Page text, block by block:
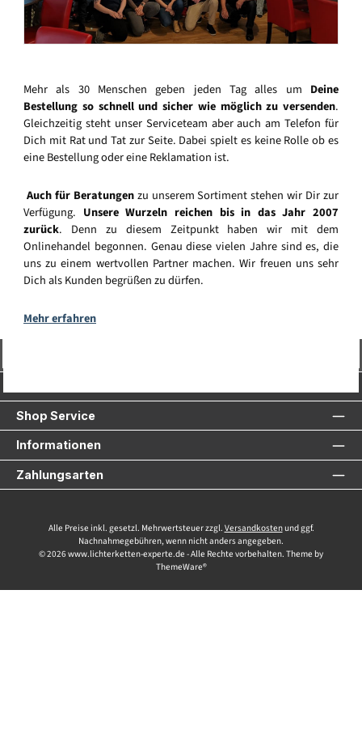
Mehr als 30 Menschen geben jeden Tag alles um Deine
Bestellung so schnell und sicher wie möglich zu versenden.
Gleichzeitig steht unser Serviceteam aber auch am Telefon für
Dich mit Rat und Tat zur Seite. Dabei spielt es keine Rolle ob es
eine Bestellung oder eine Reklamation ist.
Auch für Beratungenzu unserem Sortiment stehen wir Dir zur
Verfügung. Unsere Wurzeln reichen bis in das Jahr 2007
zurück. Denn zu diesem Zeitpunkt haben wir mit dem
Onlinehandel begonnen. Genau diese vielen Jahre sind es, die
uns zu einem wertvollen Partner machen. Wir freuen uns sehr
Dich als Kunden begrüßen zu dürfen.
Mehr erfahren
Shop Service
Informationen
Zahlungsarten
Alle Preise inkl. gesetzl. Mehrwertsteuer zzgl. Versandkostenund ggf.
Nachnahmegebühren, wenn nicht anders angegeben.
© 2026 www.lichterketten-experte.de - Alle Rechte vorbehalten. Theme by
ThemeWare®